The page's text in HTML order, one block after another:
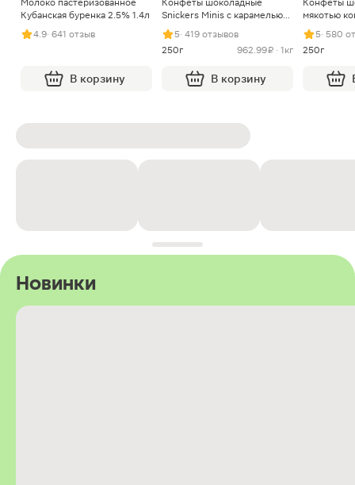
Кубанская буренка 2.5% 1.4л
4.9· 641 отзыв
В корзину
Snickers Minis с карамелью
арахисом и нугой
5· 419 отзывов
250г
962.99 ₽ · 1кг
В корзину
мякотью
5· 580
250г
Новинки